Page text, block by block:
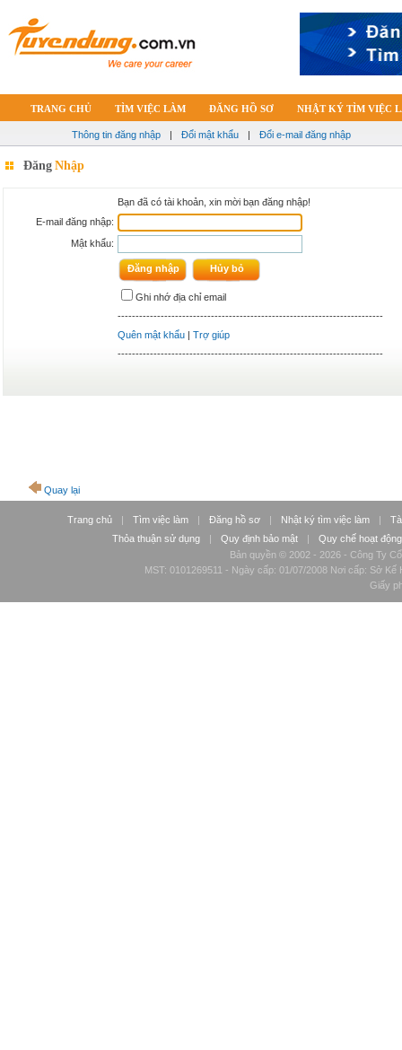
TRANG CHỦ TÌM VIỆC LÀM ĐĂNG HỒ SƠ NHẬT KÝ TÌM VIỆC
Thông tin đăng nhập | Đổi mật khẩu | Đổi e-mail đăng nhập
Đăng Nhập
Bạn đã có tài khoản, xin mời bạn đăng nhập!
E-mail đăng nhập:
Mật khẩu:
Ghi nhớ địa chỉ email
--------------------------------------------------------------------------
Quên mật khẩu | Trợ giúp
--------------------------------------------------------------------------
Quay lại
Trang chủ | Tìm việc làm | Đăng hồ sơ | Nhật ký tìm việc làm |
Thỏa thuận sử dụng
| Quy định bảo mật |
Quy chế hoạt động
Bản quyền © 2002 - 2026 - Công Ty
MST: 0101269511 - Ngày cấp: 01/07/2008 Nơi cấp: Sở
Giấy